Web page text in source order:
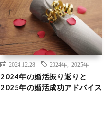
2024.12.28 2024年 2025年
2024年の婚活振り返りと
2025年の婚活成功アドバイス